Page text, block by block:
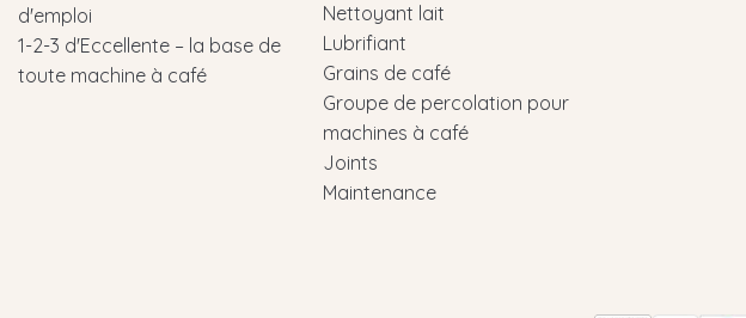
d'emploi
1-2-3 d'Eccellente – la base de
toute machine à café
Nettoyant lait
Lubrifiant
Grains de café
Groupe de percolation pour
machines à café
Joints
Maintenance